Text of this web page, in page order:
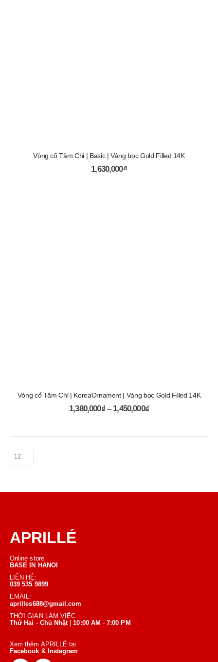
Vòng cổ Tăm Chỉ | Basic | Vàng bọc Gold Filled 14K
1,630,000₫
Vòng cổ Tăm Chỉ | KoreaOrnament | Vàng bọc Gold Filled 14K
1,380,000₫ – 1,450,000₫
APRILLÉ
Online store
BASE IN HANOI
LIÊN HỆ:
039 535 9899
EMAIL:
aprilles688@gmail.com
THỜI GIAN LÀM VIỆC
Thứ Hai -Chủ Nhật |10:00 AM - 7:00 PM
Xem thêm APRILLÉ tại
Facebook & Instagram